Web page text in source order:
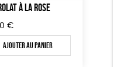
À LA ROSE
€
Ajouter au panier